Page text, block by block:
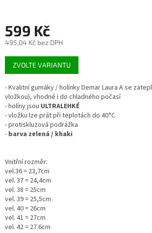
599 Kč
495,04 Kč bez DPH
Měrná
cena:
ZVOLTE VARIANTU
- Kvalitní gumáky / holínky Demar Laura A se
vložkou), vhodné i do chladného počasí
- holíny jsou ULTRALEHKÉ
- vložku lze prát při teplotách do 40°C
- protiskluzová podrážka
- barva zelená / khaki
Vnitřní rozměr:
vel.36 = 23,7cm
vel. 37 = 24,4cm
vel. 38 = 25cm
vel. 39 = 25,5cm
vel. 40 = 26cm
vel. 41 = 27cm
vel. 42 = 27.6cm